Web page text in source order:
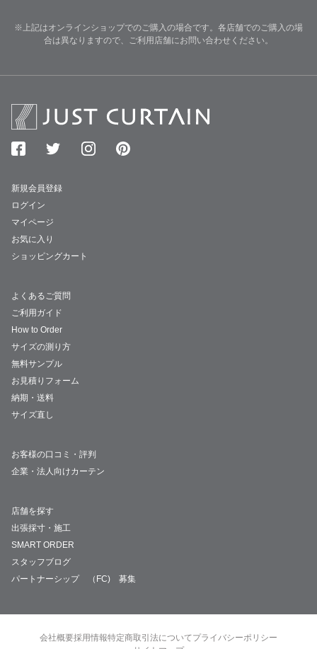
※上記はオンラインショップでのご購入の場合です。各店舗でのご購入の場
合は異なりますので、ご利用店舗にお問い合わせください。
新規会員登録
ログイン
マイページ
お気に入り
ショッピングカート
よくあるご質問
ご利用ガイド
How to Order
サイズの測り方
無料サンプル
お見積りフォーム
納期・送料
サイズ直し
お客様の口コミ・評判
企業・法人向けカーテン
店舗を探す
出張採寸・施工
SMART ORDER
スタッフブログ
パートナーシップ （FC) 募集
会社概要採用情報特定商取引法についてプライバシーポリシー